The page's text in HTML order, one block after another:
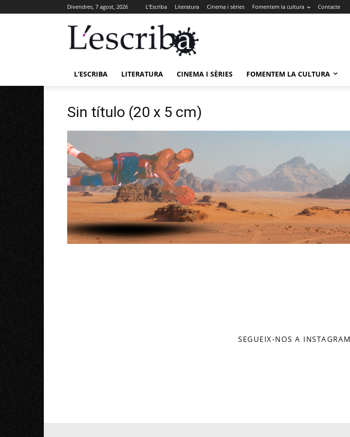
Divendres, 7 agost, 2026 L’Escriba Literatura Cinema i sèries Fomentem la cultura Contacte
L’ESCRIBA LITERATURA CINEMA I SÈRIES FOMENTEM LA CULTURA
Sin título (20 x 5 cm)
SEGUEIX-NOS A INSTAGRAM